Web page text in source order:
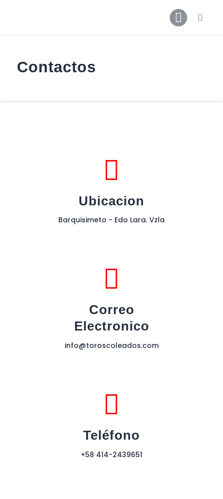
Contactos
Galerías
Ubicacion
Barquisimeto - Edo Lara. Vzla
Correo
Electronico
info@toroscoleados.com
Teléfono
+58 414-2439651